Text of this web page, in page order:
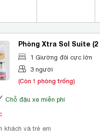
Phòng Xtra Sol Suite
Lớn + 1 Trẻ Em)
1 Giường đôi cực lớn
3 người
(Còn 1 phòng trống)
Chỗ đậu xe miễn phí
khách và trẻ em